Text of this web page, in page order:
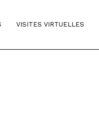
VISITES VIRTUELLES